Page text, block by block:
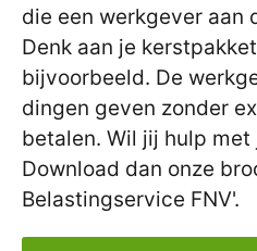
die een werkgever aan
Denk aan je
bijvoorbeeld. De
dingen geven zonder
betalen. Wil jij hulp
Download dan onze
Belastingservice FNV'.